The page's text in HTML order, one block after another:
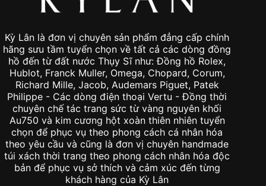
Kỳ Lân là đơn vị chuyên sản phẩm đẳng cấp chính
hãng sưu tầm tuyển chọn về tất cả các dòng đồng
hồ đến từ đất nước Thụy Sĩ như: Đồng hồ Rolex,
Hublot, Franck Muller, Omega, Chopard, Corum,
Richard Mille, Jacob, Audemars Piguet, Patek
Philippe - Các dòng điện thoại Vertu - Đồng thời
chuyên chế tác trang sức từ vàng nguyên khối
Au750 và kim cương hột xoàn thiên nhiên tuyển
chọn để phục vụ theo phong cách cá nhân hóa
theo yêu cầu và cũng là đơn vị chuyên handmade
túi xách thời trang theo phong cách nhân hóa độc
bản để phục vụ sở thích và cảm xúc đến từng
khách hàng của Kỳ Lân